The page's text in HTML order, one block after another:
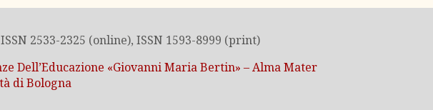
2533-2325 (online), ISSN 1593-8999 (print)
Dell’Educazione «Giovanni Maria Bertin» – Alma Mater
di Bologna